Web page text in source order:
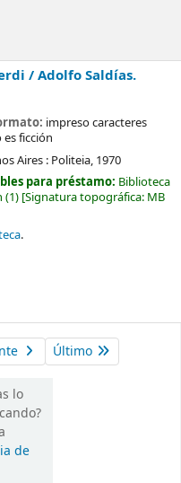
/Adolfo Saldías.
impreso caracteres
es ficción
Aires : Politeia, 1970
para préstamo: Biblioteca
(1) Signatura topográfica: MB
.
Último
lo
de